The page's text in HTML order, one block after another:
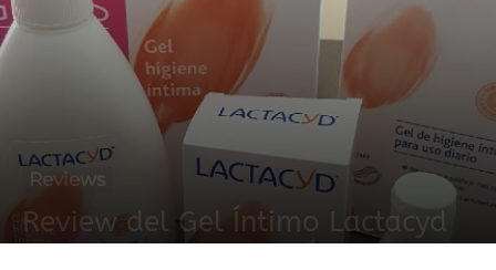
Reviews
Review del Gel Íntimo Lactacyd